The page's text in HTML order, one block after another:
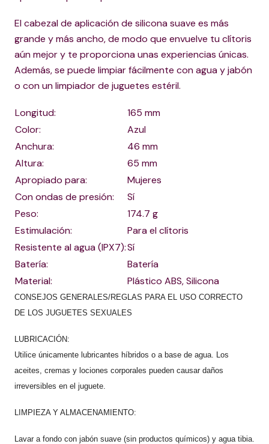
El cabezal de aplicación de silicona suave es más
grande y más ancho, de modo que envuelve tu clítoris
aún mejor y te proporciona unas experiencias únicas.
Además, se puede limpiar fácilmente con agua y jabón
o con un limpiador de juguetes estéril.
Longitud:
165 mm
Color:
Azul
Anchura:
46 mm
Altura:
65 mm
Apropiado para:
Mujeres
Con ondas de presión:
Sí
Peso:
174.7 g
Estimulación:
Para el clítoris
Resistente al agua (IPX7):Sí
Batería:
Batería
Material:
Plástico ABS, Silicona
CONSEJOS GENERALES/REGLAS PARA EL USO CORRECTO
DE LOS JUGUETES SEXUALES
LUBRICACIÓN:
Utilice únicamente lubricantes híbridos o a base de agua. Los
aceites, cremas y lociones corporales pueden causar daños
irreversibles en el juguete.
LIMPIEZA Y ALMACENAMIENTO:
Lavar a fondo con jabón suave (sin productos químicos) y agua tibia.